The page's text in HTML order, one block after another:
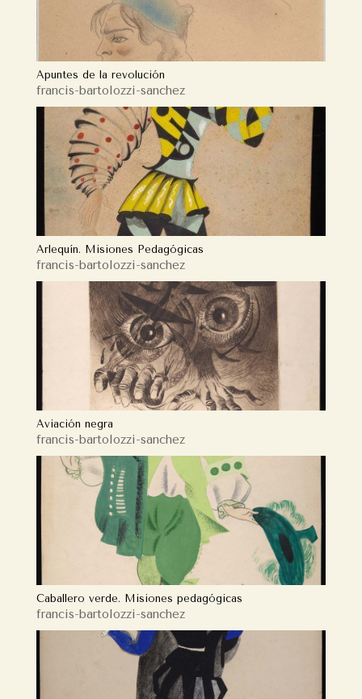
Apuntes de la revolución
francis-bartolozzi-sanchez
Arlequín. Misiones Pedagógicas
francis-bartolozzi-sanchez
Aviación negra
francis-bartolozzi-sanchez
Caballero verde. Misiones pedagógicas
francis-bartolozzi-sanchez